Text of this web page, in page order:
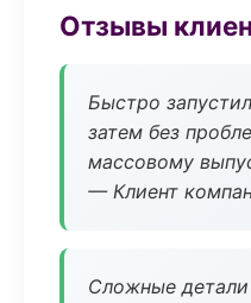
Отзывы
Быстро
затем без
массовому
— Клиент
Сложные детали